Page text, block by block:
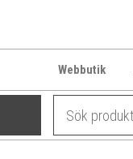
Webbutik